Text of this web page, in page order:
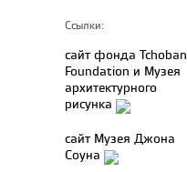
Ссылки:
сайт фонда Tchoban
Foundation и Музея
архитектурного
рисунка
сайт Музея Джона
Соуна